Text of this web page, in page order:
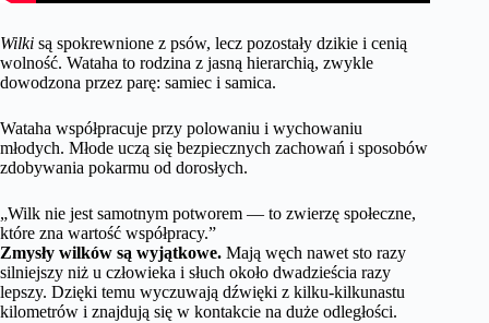
Wilki są spokrewnione z psów, lecz pozostały dzikie i cenią
wolność. Wataha to rodzina z jasną hierarchią, zwykle
dowodzona przez parę: samiec i samica.
Wataha współpracuje przy polowaniu i wychowaniu
młodych. Młode uczą się bezpiecznych zachowań i sposobów
zdobywania pokarmu od dorosłych.
„Wilk nie jest samotnym potworem — to zwierzę społeczne,
które zna wartość współpracy.”
Zmysły wilków są wyjątkowe. Mają węch nawet sto razy
silniejszy niż u człowieka i słuch około dwadzieścia razy
lepszy. Dzięki temu wyczuwają dźwięki z kilku-kilkunastu
kilometrów i znajdują się w kontakcie na duże odległości.